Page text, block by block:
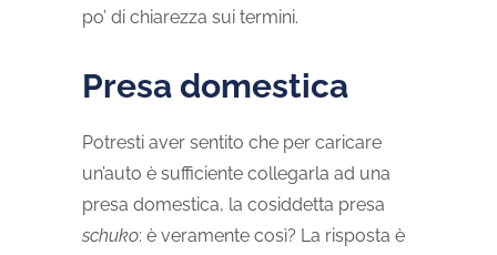
po’ di chiarezza sui termini.
Presa domestica
Potresti aver sentito che per caricare
un’auto è sufficiente collegarla ad una
presa domestica, la cosiddetta presa
schuko: è veramente così? La risposta è